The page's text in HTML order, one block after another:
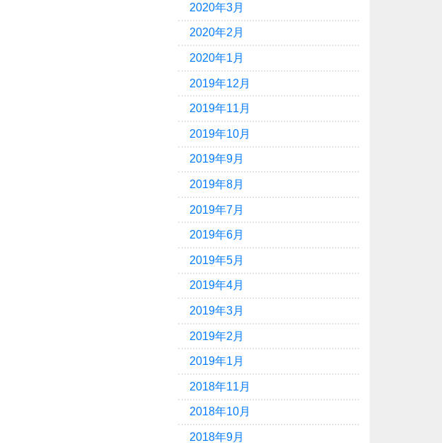
2020年3月
2020年2月
2020年1月
2019年12月
2019年11月
2019年10月
2019年9月
2019年8月
2019年7月
2019年6月
2019年5月
2019年4月
2019年3月
2019年2月
2019年1月
2018年11月
2018年10月
2018年9月